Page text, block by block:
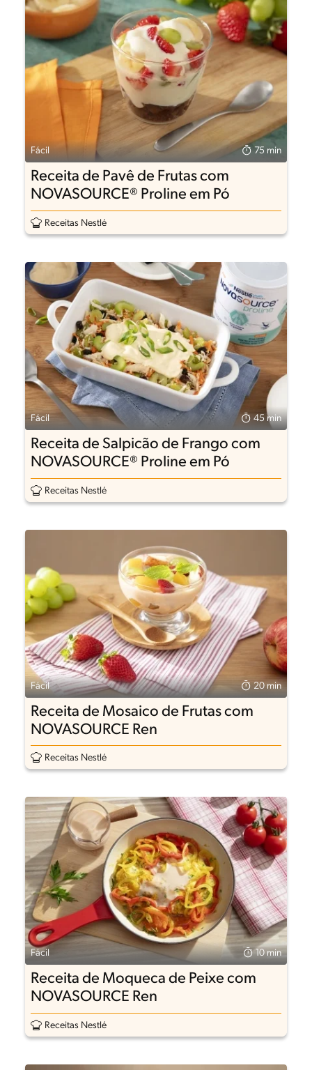
Fácil 75 min
Receita de Pavê de Frutas com
NOVASOURCE® Proline em Pó
Receitas Nestlé
Fácil 45 min
Receita de Salpicão de Frango com
NOVASOURCE® Proline em Pó
Receitas Nestlé
Fácil 20 min
Receita de Mosaico de Frutas com
NOVASOURCE Ren
Receitas Nestlé
Fácil 10 min
Receita de Moqueca de Peixe com
NOVASOURCE Ren
Receitas Nestlé